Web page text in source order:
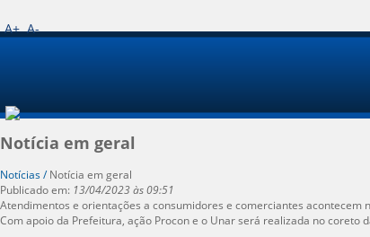
A+ A-
Notícia em geral
Notícias /Notícia em geral
Publicado em: 13/04/2023 às 09:51
Atendimentos e orientações a consumidores e comerciantes acontecem
Com apoio da Prefeitura, ação Procon e o Unar será realizada no coreto